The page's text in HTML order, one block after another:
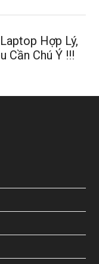
Hợp Lý,
Cần Chú Ý !!!